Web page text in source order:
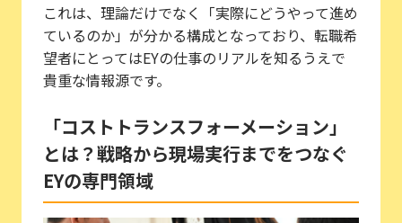
これは、理論だけでなく「実際にどうやって進め
ているのか」が分かる構成となっており、転職希
望者にとってはEYの仕事のリアルを知るうえで
貴重な情報源です。
「コストトランスフォーメーション」
とは？戦略から現場実行までをつなぐ
EYの専門領域